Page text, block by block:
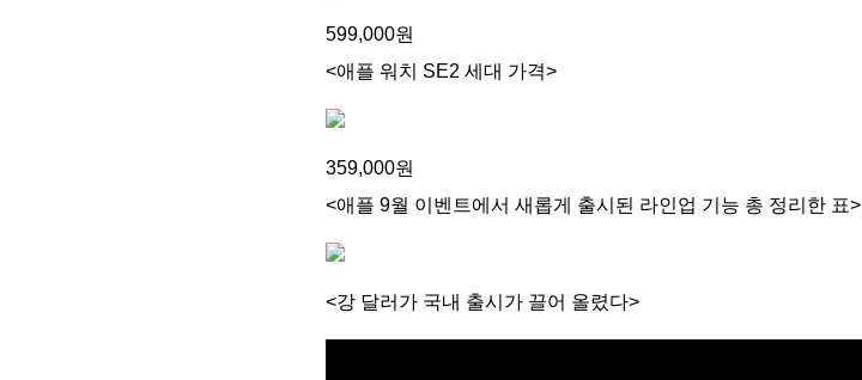
599,000원
<애플 워치 SE2 세대 가격>
359,000원
<애플 9월 이벤트에서 새롭게 출시된 라인업 기능 총 정리한 표>
<강 달러가 국내 출시가 끌어 올렸다>